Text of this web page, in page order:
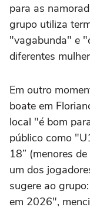
para as
grupo utiliza
"vagabunda" e
diferentes
Em outro
boate em
local "é bom
público como
18” (menores
um dos
sugere ao
em 2026",